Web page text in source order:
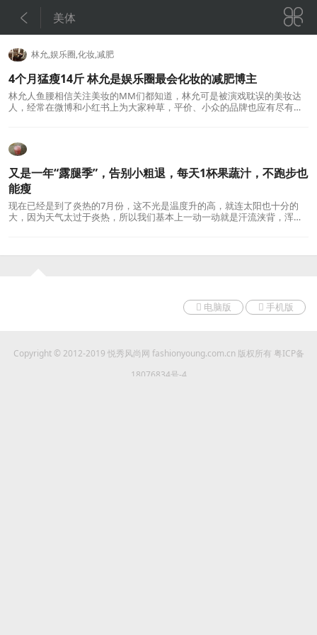
 美体 
林允,娱乐圈,化妆,减肥
4个月猛瘦14斤 林允是娱乐圈最会化妆的减肥博主
林允人鱼腰相信关注美妆的MM们都知道，林允可是被演戏耽误的美妆达
人，经常在微博和小红书上为大家种草，平价、小众的品牌也应有尽有，
又是一年“露腿季”，告别小粗退，每天1杯果蔬汁，不跑步也
能瘦
现在已经是到了炎热的7月份，这不光是温度升的高，就连太阳也十分的
大，因为天气太过于炎热，所以我们基本上一动一动就是汗流浃背，浑身
电脑版 手机版
Copyright © 2012-2019 悦秀风尚网 fashionyoung.com.cn 版权所有 粤ICP备
18076834号-4